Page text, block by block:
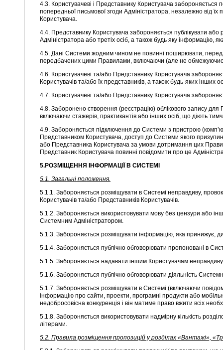
4.3. Користувачеві і Представнику Користувача
попередньої письмової згоди Адміністратора, незалежно від
Користувача.
4.4. Представнику Користувача забороняється публікувати
Адміністратора або третіх осіб, а також будь яку інформацію,
4.5. Дані Системи жодним чином не повинні поширювати,
передбачених цими Правилами, включаючи (але не
4.6. Користувачеві та/або Представнику Користувача
Користувачів та/або їх представників, а також будь-яких
4.7. Користувачеві та/або Представнику Користувача
4.8. Заборонено створення (реєстрацію) облікового запису
включаючи стажерів, практикантів або інших осіб, що діють
4.9. Забороняється підключення до Системи з пристрою
Представником Користувача, доступ до Системи якого
або Представника Користувача за умови дотримання цих
Представник Користувача повинні повідомити про це
5.РОЗМІЩЕННЯ ІНФОРМАЦІЇ В СИСТЕМІ
5.1. Загальні положення.
5.1.1. Забороняється розміщувати в Системі неправдиву,
Користувачів та/або Представників Користувачів.
5.1.2. Забороняється використовувати мову без цензури або
Системним Адміністратором.
5.1.3. Забороняється розміщувати інформацію, яка принижує,
5.1.4. Забороняється публічно обговорювати пропоновані в
5.1.5. Забороняється надавати іншим Користувачам
5.1.6. Забороняється публічно обговорювати діяльність
5.1.7. Забороняється розміщувати в Системі (включаючи
інформацію про сайти, проекти, програмні продукти або
недобросовісна конкуренція і він матиме право вжити всіх
5.1.8. Забороняється використовувати надмірну кількість
літерами.
5.2. Правила розміщення пропозицій у розділах «Вантажі»,